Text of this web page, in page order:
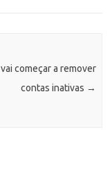
começar a remover
contas inativas →